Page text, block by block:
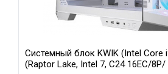
Системный блок KWIK (Intel Core
(Raptor Lake, Intel 7, C24 16EC/